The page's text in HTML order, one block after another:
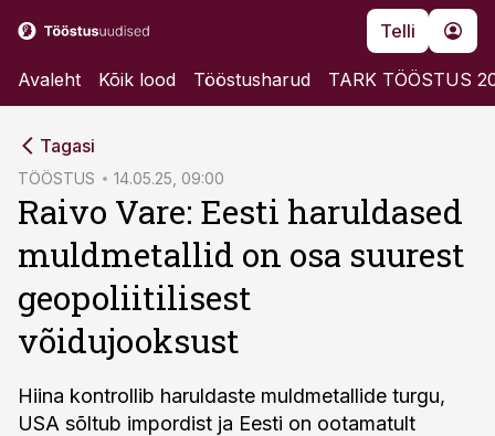
Telli
Avaleht Kõik lood Tööstusharud TARK TÖÖSTUS
Tagasi
TÖÖSTUS 14.05.25, 09:00
Raivo Vare: Eesti haruldased
muldmetallid on osa suurest
geopoliitilisest
võidujooksust
Hiina kontrollib haruldaste muldmetallide turgu,
USA sõltub impordist ja Eesti on ootamatult